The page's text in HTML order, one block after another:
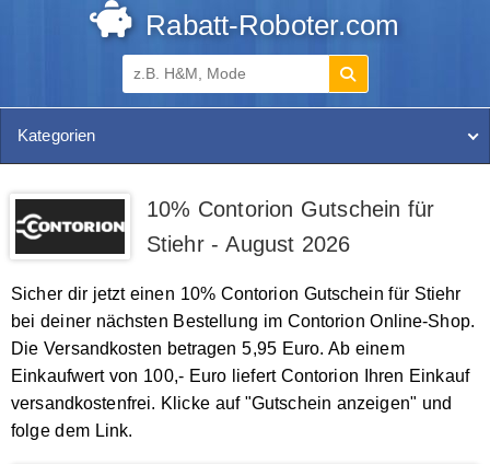
Rabatt-Roboter.com
Kategorien
10% Contorion Gutschein für
Stiehr - August 2026
Sicher dir jetzt einen 10% Contorion Gutschein für Stiehr
bei deiner nächsten Bestellung im Contorion Online-Shop.
Die Versandkosten betragen 5,95 Euro. Ab einem
Einkaufwert von 100,- Euro liefert Contorion Ihren Einkauf
versandkostenfrei. Klicke auf "Gutschein anzeigen" und
folge dem Link.